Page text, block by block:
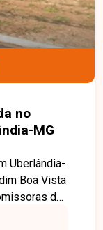
conhecer o
no
MG
Uberlândia-
Boa Vista
da